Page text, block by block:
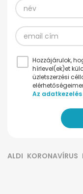
Hozzájárulok,
hírlevel(ek)et
üzletszerzési
Az
ALDI KORONAVÍRUS